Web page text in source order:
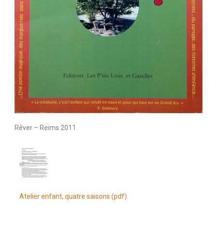
Rêver – Reims 2011
Atelier enfant, quatre saisons (pdf)